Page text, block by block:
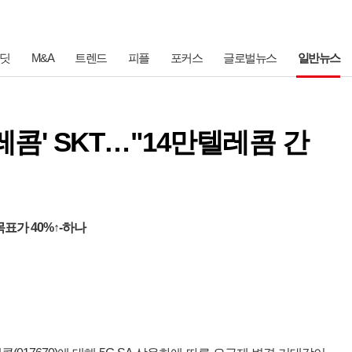
M&A 트렌드 피플 포커스 글로벌뉴스 일반뉴스
콤' SKT…"14만텔레콤 간
가 40%↑-하나